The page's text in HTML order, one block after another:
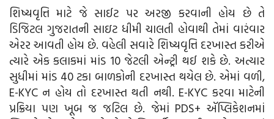
શિષ્યવૃત્તિ માટે જે સાઈટ પર અરજી કરવાની હોય છે તે
ડિજિટલ ગુજરાતની સાઇટ ધીમી ચાલતી હોવાથી તેમાં વારંવાર
એરર આવતી હોય છે. વહેલી સવારે શિષ્યવૃત્તિ દરખાસ્ત કરીએ
ત્યારે એક કલાકમાં માંડ 10 જેટલી એન્ટ્રી થઈ શકે છે. અત્યાર
સુધીમાં માંડ 40 ટકા બાળકોની દરખાસ્ત થયેલ છે. એમાં વળી,
E-KYC ન હોય તો દરખાસ્ત થતી નથી. E-KYC કરવા માટેની
પ્રક્રિયા પણ ખૂબ જ જટિલ છે. જેમાં PDS+ ઍપ્લિકેશનમાં